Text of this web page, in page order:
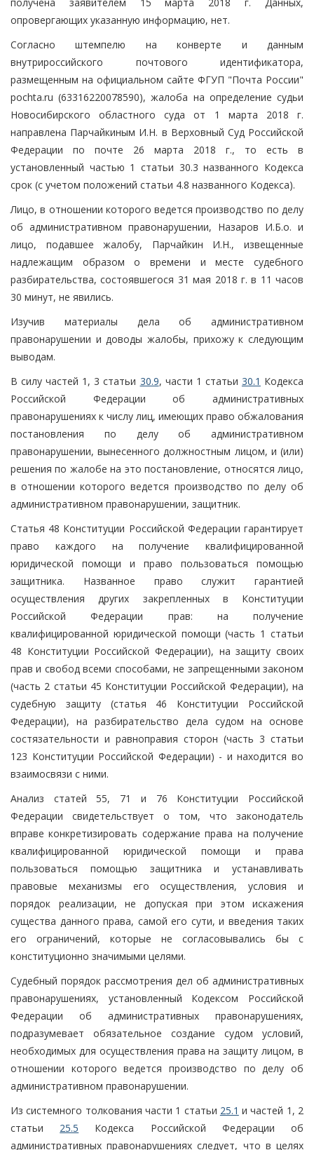
опровергающих указанную информацию, нет.
Согласно штемпелю на конверте и данным
внутрироссийского почтового идентификатора,
размещенным на официальном сайте ФГУП "Почта России"
pochta.ru (63316220078590), жалоба на определение судьи
Новосибирского областного суда от 1 марта 2018 г.
направлена Парчайкиным И.Н. в Верховный Суд Российской
Федерации по почте 26 марта 2018 г., то есть в
установленный частью 1 статьи 30.3 названного Кодекса
срок (с учетом положений статьи 4.8 названного Кодекса).
Лицо, в отношении которого ведется производство по делу
об административном правонарушении, Назаров И.Б.о. и
лицо, подавшее жалобу, Парчайкин И.Н., извещенные
надлежащим образом о времени и месте судебного
разбирательства, состоявшегося 31 мая 2018 г. в 11 часов
30 минут, не явились.
Изучив материалы дела об административном
правонарушении и доводы жалобы, прихожу к следующим
выводам.
В силу частей 1, 3 статьи 30.9, части 1 статьи 30.1 Кодекса
Российской Федерации об административных
правонарушениях к числу лиц, имеющих право обжалования
постановления по делу об административном
правонарушении, вынесенного должностным лицом, и (или)
решения по жалобе на это постановление, относятся лицо,
в отношении которого ведется производство по делу об
административном правонарушении, защитник.
Статья 48 Конституции Российской Федерации гарантирует
право каждого на получение квалифицированной
юридической помощи и право пользоваться помощью
защитника. Названное право служит гарантией
осуществления других закрепленных в Конституции
Российской Федерации прав: на получение
квалифицированной юридической помощи (часть 1 статьи
48 Конституции Российской Федерации), на защиту своих
прав и свобод всеми способами, не запрещенными законом
(часть 2 статьи 45 Конституции Российской Федерации), на
судебную защиту (статья 46 Конституции Российской
Федерации), на разбирательство дела судом на основе
состязательности и равноправия сторон (часть 3 статьи
123 Конституции Российской Федерации) - и находится во
взаимосвязи с ними.
Анализ статей 55, 71 и 76 Конституции Российской
Федерации свидетельствует о том, что законодатель
вправе конкретизировать содержание права на получение
квалифицированной юридической помощи и права
пользоваться помощью защитника и устанавливать
правовые механизмы его осуществления, условия и
порядок реализации, не допуская при этом искажения
существа данного права, самой его сути, и введения таких
его ограничений, которые не согласовывались бы с
конституционно значимыми целями.
Судебный порядок рассмотрения дел об административных
правонарушениях, установленный Кодексом Российской
Федерации об административных правонарушениях,
подразумевает обязательное создание судом условий,
необходимых для осуществления права на защиту лицом, в
отношении которого ведется производство по делу об
административном правонарушении.
Из системного толкования части 1 статьи 25.1 и частей 1, 2
статьи 25.5 Кодекса Российской Федерации об
административных правонарушениях следует, что в целях